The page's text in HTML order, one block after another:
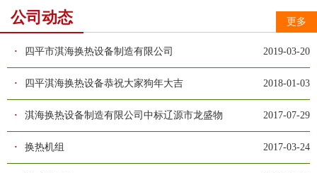
更多
公司动态
2019-03-20
· 四平市淇海换热设备制造有限公司
2018-01-03
· 四平淇海换热设备恭祝大家狗年大吉
2017-07-29
· 淇海换热设备制造有限公司中标辽源市龙盛物
2017-03-24
· 换热机组